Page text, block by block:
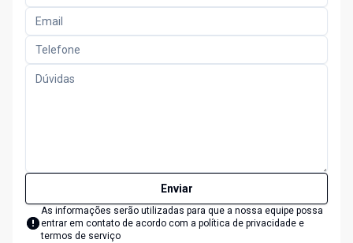
Enviar
As informações serão utilizadas para que a nossa equipe possa
entrar em contato de acordo com a política de privacidade e
termos de serviço